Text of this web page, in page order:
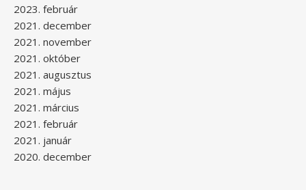
2023. február
2021. december
2021. november
2021. október
2021. augusztus
2021. május
2021. március
2021. február
2021. január
2020. december